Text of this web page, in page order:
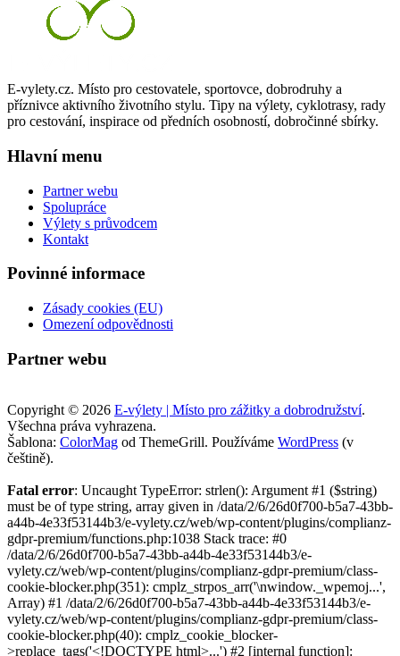
průvodcem
E-vylety.cz. Místo pro cestovatele, sportovce, dobrodruhy a
příznivce aktivního životního stylu. Tipy na výlety, cyklotrasy, rady
pro cestování, inspirace od předních osobností, dobročinné sbírky.
Hlavní menu
Partner webu
Spolupráce
Výlety s průvodcem
Kontakt
Povinné informace
Zásady cookies (EU)
Omezení odpovědnosti
Partner webu
Copyright © 2026 E-výlety | Místo pro zážitky a dobrodružství.
Všechna práva vyhrazena.
Šablona: ColorMag od ThemeGrill. Používáme WordPress (v
češtině).
Fatal error: Uncaught TypeError: strlen(): Argument #1 ($string)
must be of type string, array given in /data/2/6/26d0f700-b5a7-43bb-
a44b-4e33f53144b3/e-vylety.cz/web/wp-content/plugins/complianz-
gdpr-premium/functions.php:1038 Stack trace: #0
/data/2/6/26d0f700-b5a7-43bb-a44b-4e33f53144b3/e-
vylety.cz/web/wp-content/plugins/complianz-gdpr-premium/class-
cookie-blocker.php(351): cmplz_strpos_arr('\nwindow._wpemoj...',
Array) #1 /data/2/6/26d0f700-b5a7-43bb-a44b-4e33f53144b3/e-
vylety.cz/web/wp-content/plugins/complianz-gdpr-premium/class-
cookie-blocker.php(40): cmplz_cookie_blocker-
>replace_tags('<!DOCTYPE html>...') #2 [internal function]: